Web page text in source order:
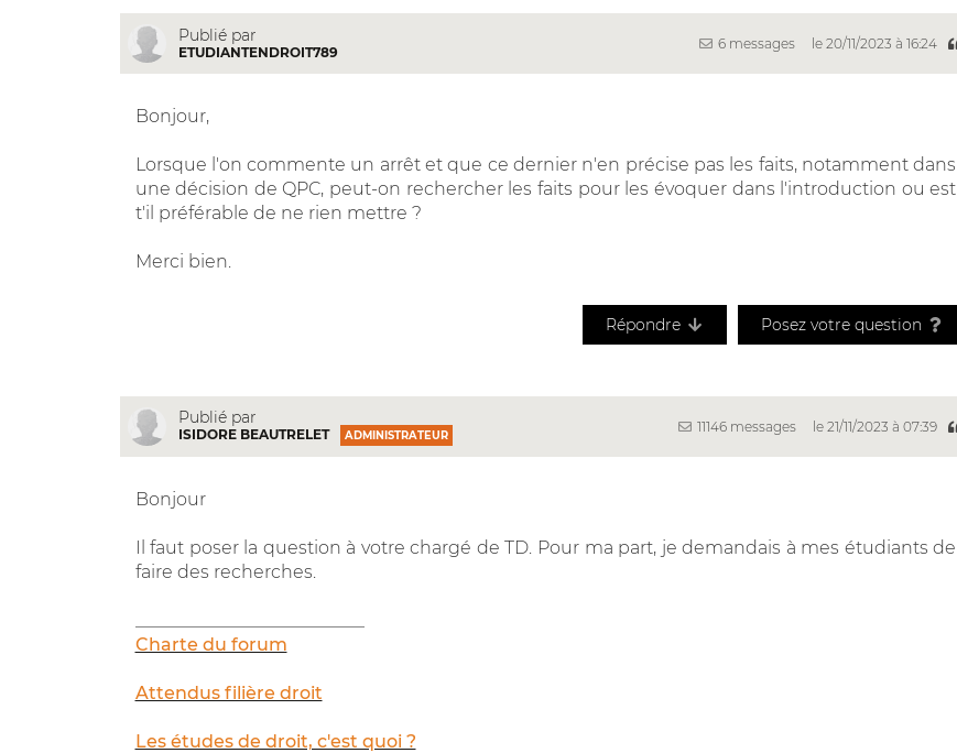
Publié par
ETUDIANTENDROIT789
6 messages le 20/11/2023 à 16:24
Bonjour,
Lorsque l'on commente un arrêt et que ce dernier n'en précise pas les faits, notamment dans
une décision de QPC, peut-on rechercher les faits pour les évoquer dans l'introduction ou est
t'il préférable de ne rien mettre ?
Merci bien.
Répondre Posez votre question
Publié par
ISIDORE BEAUTRELET ADMINISTRATEUR
11146 messages le 21/11/2023 à 07:39
Bonjour
Il faut poser la question à votre chargé de TD. Pour ma part, je demandais à mes étudiants de
faire des recherches.
Charte du forum
Attendus filière droit
Les études de droit, c'est quoi ?